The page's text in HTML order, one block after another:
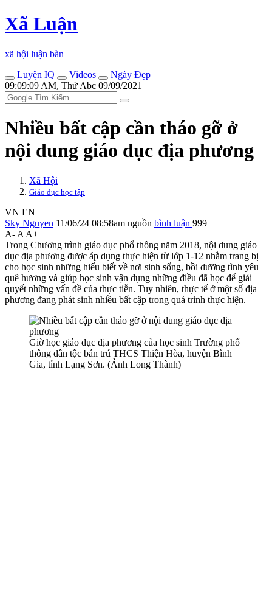
Xã Luận
xã hội luận bàn
Luyện IQ
Videos
Ngày Đẹp
09:09:09 AM, Thứ Abc 09/09/2021
Nhiều bất cập cần tháo gỡ ở
nội dung giáo dục địa phương
Xã Hội
Giáo dục học tập
VN EN
Sky Nguyen 11/06/24 08:58am nguồn bình luận 999
A- A A+
Trong Chương trình giáo dục phổ thông năm 2018, nội dung giáo
dục địa phương được áp dụng thực hiện từ lớp 1-12 nhằm trang bị
cho học sinh những hiểu biết về nơi sinh sống, bồi dưỡng tình yêu
quê hương và giúp học sinh vận dụng những điều đã học để giải
quyết những vấn đề của thực tiễn. Tuy nhiên, thực tế ở một số địa
phương đang phát sinh nhiều bất cập trong quá trình thực hiện.
Giờ học giáo dục địa phương của học sinh Trường phổ
thông dân tộc bán trú THCS Thiện Hòa, huyện Bình
Gia, tỉnh Lạng Sơn. (Ảnh Long Thành)